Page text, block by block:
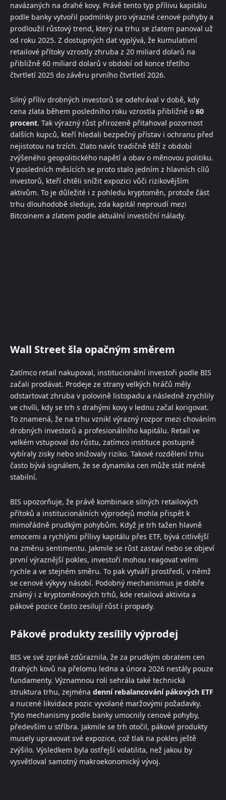
navázaných na drahé kovy. Právě tento typ přílivu kapitálu
podle banky vytvořil podmínky pro výrazné cenové pohyby a
prodloužil růstový trend, který na trhu se zlatem panoval už
od roku 2025. Z dostupných dat vyplývá, že kumulativní
retailové přítoky vzrostly zhruba z 20 miliard dolarů na
přibližně 60 miliard dolarů v období od konce třetího
čtvrtletí 2025 do závěru prvního čtvrtletí 2026.
Silný příliv drobných investorů se odehrával v době, kdy
cena zlata během posledního roku vzrostla přibližně o 60
procent. Tak výrazný růst přirozeně přitahoval pozornost
dalších kupců, kteří hledali bezpečný přístav i ochranu před
nejistotou na trzích. Zlato navíc tradičně těží z období
zvýšeného geopolitického napětí a obav o měnovou politiku.
V posledních měsících se proto stalo jedním z hlavních cílů
investorů, kteří chtěli snížit expozici vůči rizikovějším
aktivům. To je důležité i z pohledu kryptoměn, protože část
trhu dlouhodobě sleduje, zda kapitál neproudí mezi
Bitcoinem a zlatem podle aktuální investiční nálady.
Wall Street šla opačným směrem
Zatímco retail nakupoval, institucionální investoři podle BIS
začali prodávat. Prodeje ze strany velkých hráčů měly
odstartovat zhruba v polovině listopadu a následně zrychlily
ve chvíli, kdy se trh s drahými kovy v lednu začal korigovat.
To znamená, že na trhu vznikl výrazný rozpor mezi chováním
drobných investorů a profesionálního kapitálu. Retail ve
velkém vstupoval do růstu, zatímco instituce postupně
vybíraly zisky nebo snižovaly riziko. Takové rozdělení trhu
často bývá signálem, že se dynamika cen může stát méně
stabilní.
BIS upozorňuje, že právě kombinace silných retailových
přítoků a institucionálních výprodejů mohla přispět k
mimořádně prudkým pohybům. Když je trh tažen hlavně
emocemi a rychlými přílivy kapitálu přes ETF, bývá citlivější
na změnu sentimentu. Jakmile se růst zastaví nebo se objeví
první výraznější pokles, investoři mohou reagovat velmi
rychle a ve stejném směru. To pak vytváří prostředí, v němž
se cenové výkyvy násobí. Podobný mechanismus je dobře
známý i z kryptoměnových trhů, kde retailová aktivita a
pákové pozice často zesilují růst i propady.
Pákové produkty zesílily výprodej
BIS ve své zprávě zdůraznila, že za prudkým obratem cen
drahých kovů na přelomu ledna a února 2026 nestály pouze
fundamenty. Významnou roli sehrála také technická
struktura trhu, zejména denní rebalancování pákových ETF
a nucené likvidace pozic vyvolané maržovými požadavky.
Tyto mechanismy podle banky umocnily cenové pohyby,
především u stříbra. Jakmile se trh otočil, pákové produkty
musely upravovat své expozice, což tlak na pokles ještě
zvýšilo. Výsledkem byla ostřejší volatilita, než jakou by
vysvětloval samotný makroekonomický vývoj.